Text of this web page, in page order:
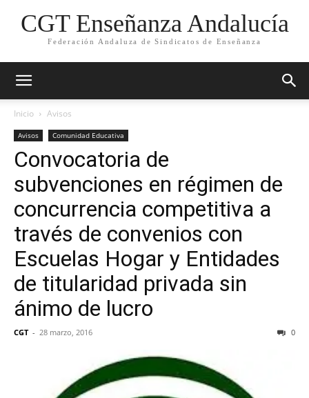
CGT Enseñanza Andalucía
Federación Andaluza de Sindicatos de Enseñanza
Inicio Avisos
Avisos Comunidad Educativa
Convocatoria de
subvenciones en régimen de
concurrencia competitiva a
través de convenios con
Escuelas Hogar y Entidades
de titularidad privada sin
ánimo de lucro
CGT - 28 marzo, 2016 0